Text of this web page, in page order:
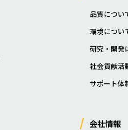
品質につい
環境につい
研究・開発
社会貢献活
サポート体
会社情報